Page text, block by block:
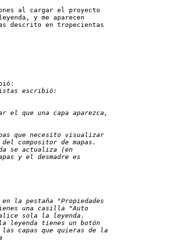
al cargar el proyecto
y me aparecen
descrito en tropecientas